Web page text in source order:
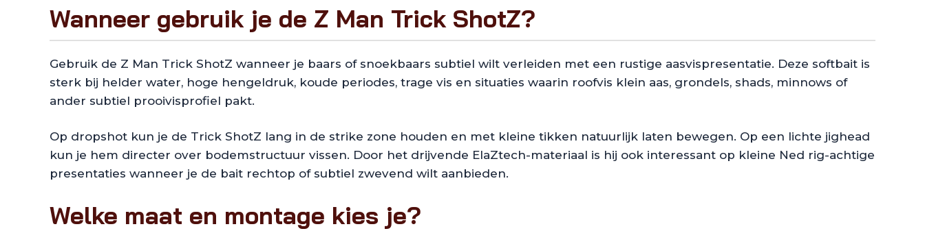
Wanneer gebruik je de Z Man Trick ShotZ?
Gebruik de Z Man Trick ShotZ wanneer je baars of snoekbaars subtiel wilt verleiden met een rustige aasvispresentatie. Deze softbait is
sterk bij helder water, hoge hengeldruk, koude periodes, trage vis en situaties waarin roofvis klein aas, grondels, shads, minnows of
ander subtiel prooivisprofiel pakt.
Op dropshot kun je de Trick ShotZ lang in de strike zone houden en met kleine tikken natuurlijk laten bewegen. Op een lichte jighead
kun je hem directer over bodemstructuur vissen. Door het drijvende ElaZtech-materiaal is hij ook interessant op kleine Ned rig-achtige
presentaties wanneer je de bait rechtop of subtiel zwevend wilt aanbieden.
Welke maat en montage kies je?